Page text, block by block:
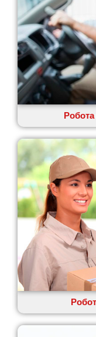
Обухівка
Одеса
Острог
Павлоград
Переяслав
Первомайськ
Пісочин
Петриків
Підгородне
Погреби
Покров
Полтава
Прилуки
Путивль
П’ятихатки
Роздільна
Рені
Решетилівка
Ромни
Рівне
Самбір
Щасливе